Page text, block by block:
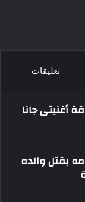
تعليقات
أغنيتى جانا
بقتل والده